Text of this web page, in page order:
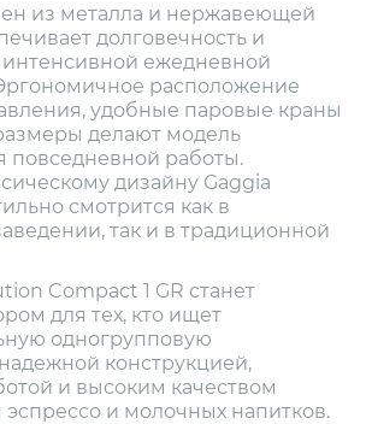
из металла и нержавеющей
долговечность и
интенсивной ежедневной
расположение
удобные паровые краны
делают модель
повседневной работы.
дизайну Gaggia
смотрится как в
так и в традиционной
Compact 1 GR станет
для тех, кто ищет
одногрупповую
конструкцией,
и высоким качеством
и молочных напитков.